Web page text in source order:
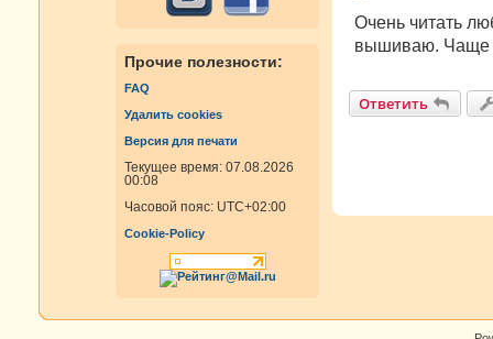
Прочие полезности:
FAQ
Удалить cookies
Версия для печати
Текущее время: 07.08.2026
00:08
Часовой пояс: UTC+02:00
Cookie-Policy
о
щ
и
е
Очень читать
вышиваю. Чаще
Ответить